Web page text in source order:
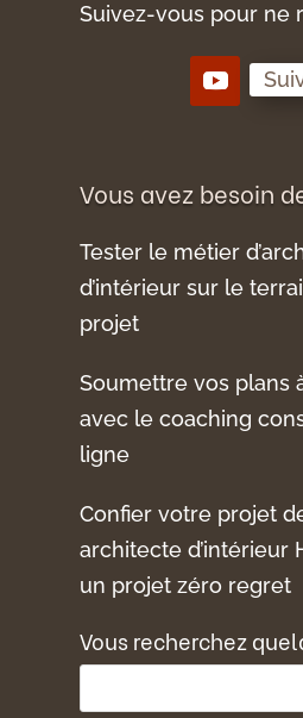
Suivez-vous pour ne
Vous avez besoin
Tester le métier
d’intérieur sur le
projet
Soumettre vos plans
avec le coaching
ligne
Confier votre projet
architecte d’intérieur
un projet zéro regret
Vous recherchez